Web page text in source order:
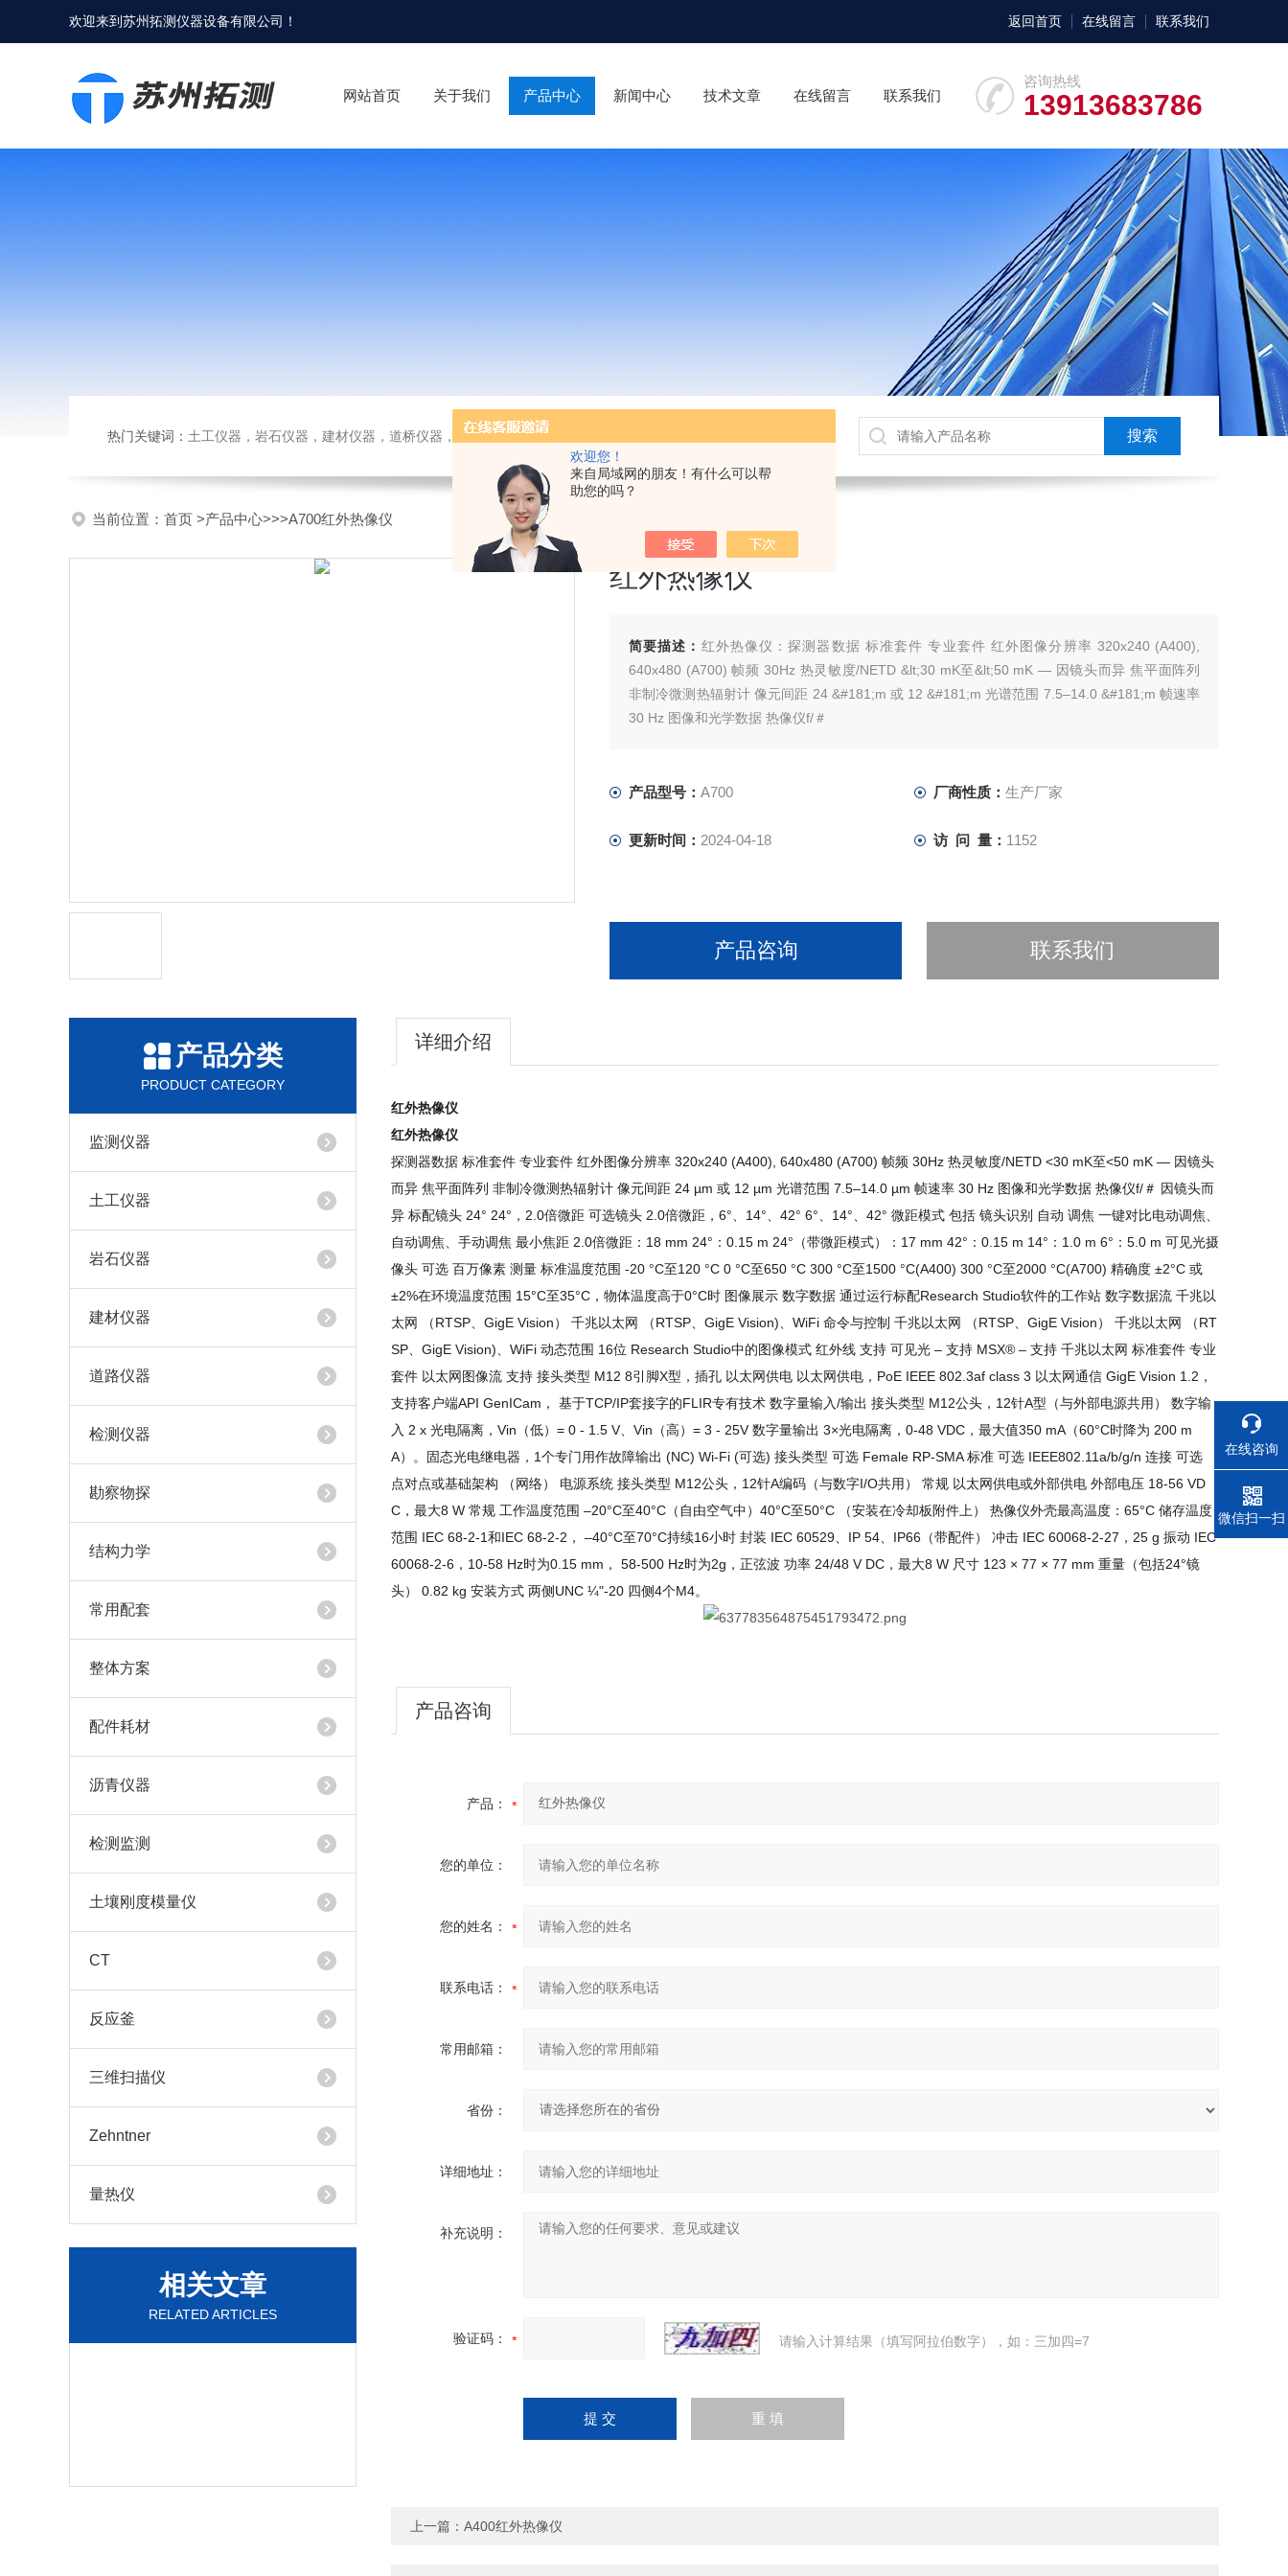
欢迎您！
来自局域网的朋友！有什么可以帮
助您的吗？
欢迎来到苏州拓测仪器设备有限公司 ！ 返回首页 在线留言 联系我们
咨询热线
13913683786
网站首页 关于我们 产品中心 新闻中心 技术文章 在线留言 联系我们
热门关键词： 土工仪器，岩石仪器，建材仪器，道桥仪器，检测仪器，检测仪器，物探仪器，勘察仪器，试验机试验箱，整体方案
当前位置： 首页 >产品中心>>>A700红外热像仪
红外热像仪
简要描述： 红外热像仪：探测器数据 标准套件 专业套件 红外图像分辨率 320x240 (A400),
640x480 (A700) 帧频 30Hz 热灵敏度/NETD &lt;30 mK至&lt;50 mK — 因镜头而异 焦平面阵列
非制冷微测热辐射计 像元间距 24 &#181;m 或 12 &#181;m 光谱范围 7.5–14.0 &#181;m 帧速率
30 Hz 图像和光学数据 热像仪f/＃
产品型号： A700 厂商性质： 生产厂家
更新时间： 2024-04-18 访 问 量： 1152
产品咨询 联系我们
产品分类
PRODUCT CATEGORY
监测仪器
土工仪器
岩石仪器
建材仪器
道路仪器
检测仪器
勘察物探
结构力学
常用配套
整体方案
配件耗材
沥青仪器
检测监测
土壤刚度模量仪
CT
反应釜
三维扫描仪
Zehntner
量热仪
相关文章
RELATED ARTICLES
详细介绍
红外热像仪
红外热像仪
探测器数据 标准套件 专业套件 红外图像分辨率 320x240 (A400), 640x480 (A700) 帧频 30Hz 热灵敏度/NETD <30 mK至<50 mK — 因镜头
而异 焦平面阵列 非制冷微测热辐射计 像元间距 24 µm 或 12 µm 光谱范围 7.5–14.0 µm 帧速率 30 Hz 图像和光学数据 热像仪f/＃ 因镜头而
异 标配镜头 24° 24°，2.0倍微距 可选镜头 2.0倍微距，6°、14°、42° 6°、14°、42° 微距模式 包括 镜头识别 自动 调焦 一键对比电动调焦、
自动调焦、手动调焦 最小焦距 2.0倍微距：18 mm 24°：0.15 m 24°（带微距模式）：17 mm 42°：0.15 m 14°：1.0 m 6°：5.0 m 可见光摄
像头 可选 百万像素 测量 标准温度范围 -20 °C至120 °C 0 °C至650 °C 300 °C至1500 °C(A400) 300 °C至2000 °C(A700) 精确度 ±2°C 或
±2%在环境温度范围 15°C至35°C，物体温度高于0°C时 图像展示 数字数据 通过运行标配Research Studio软件的工作站 数字数据流 千兆以
太网 （RTSP、GigE Vision） 千兆以太网 （RTSP、GigE Vision)、WiFi 命令与控制 千兆以太网 （RTSP、GigE Vision） 千兆以太网 （RT
SP、GigE Vision)、WiFi 动态范围 16位 Research Studio中的图像模式 红外线 支持 可见光 – 支持 MSX® – 支持 千兆以太网 标准套件 专业
套件 以太网图像流 支持 接头类型 M12 8引脚X型，插孔 以太网供电 以太网供电，PoE IEEE 802.3af class 3 以太网通信 GigE Vision 1.2，
支持客户端API GenICam， 基于TCP/IP套接字的FLIR专有技术 数字量输入/输出 接头类型 M12公头，12针A型（与外部电源共用） 数字输
入 2 x 光电隔离，Vin（低）= 0 - 1.5 V、Vin（高）= 3 - 25V 数字量输出 3×光电隔离，0-48 VDC，最大值350 mA（60°C时降为 200 m
A）。固态光电继电器，1个专门用作故障输出 (NC) Wi-Fi (可选) 接头类型 可选 Female RP-SMA 标准 可选 IEEE802.11a/b/g/n 连接 可选
点对点或基础架构 （网络） 电源系统 接头类型 M12公头，12针A编码（与数字I/O共用） 常规 以太网供电或外部供电 外部电压 18-56 VD
C，最大8 W 常规 工作温度范围 –20°C至40°C（自由空气中）40°C至50°C （安装在冷却板附件上） 热像仪外壳最高温度：65°C 储存温度
范围 IEC 68-2-1和IEC 68-2-2， –40°C至70°C持续16小时 封装 IEC 60529、IP 54、IP66（带配件） 冲击 IEC 60068-2-27，25 g 振动 IEC
60068-2-6，10-58 Hz时为0.15 mm， 58-500 Hz时为2g，正弦波 功率 24/48 V DC，最大8 W 尺寸 123 × 77 × 77 mm 重量（包括24°镜
头） 0.82 kg 安装方式 两侧UNC ¼"-20 四侧4个M4。
产品咨询
产品：
您的单位：
您的姓名：
联系电话：
常用邮箱：
省份：
详细地址：
补充说明：
验证码： 请输入计算结果（填写阿拉伯数字），如：三加四=7
上一篇： A400红外热像仪
在线咨询
电话
微信扫一扫